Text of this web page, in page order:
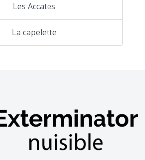
Les Accates
La capelette